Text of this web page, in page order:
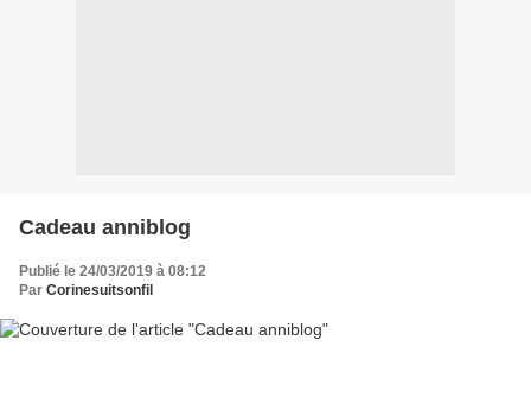
Cadeau anniblog
Publié le 24/03/2019 à 08:12
Par Corinesuitsonfil